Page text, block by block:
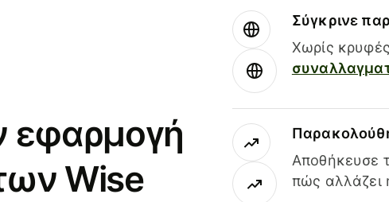
εφαρμογή
Wise
Σύγκρινε
Χωρίς
Αποθήκευσε
πώς αλλάζει